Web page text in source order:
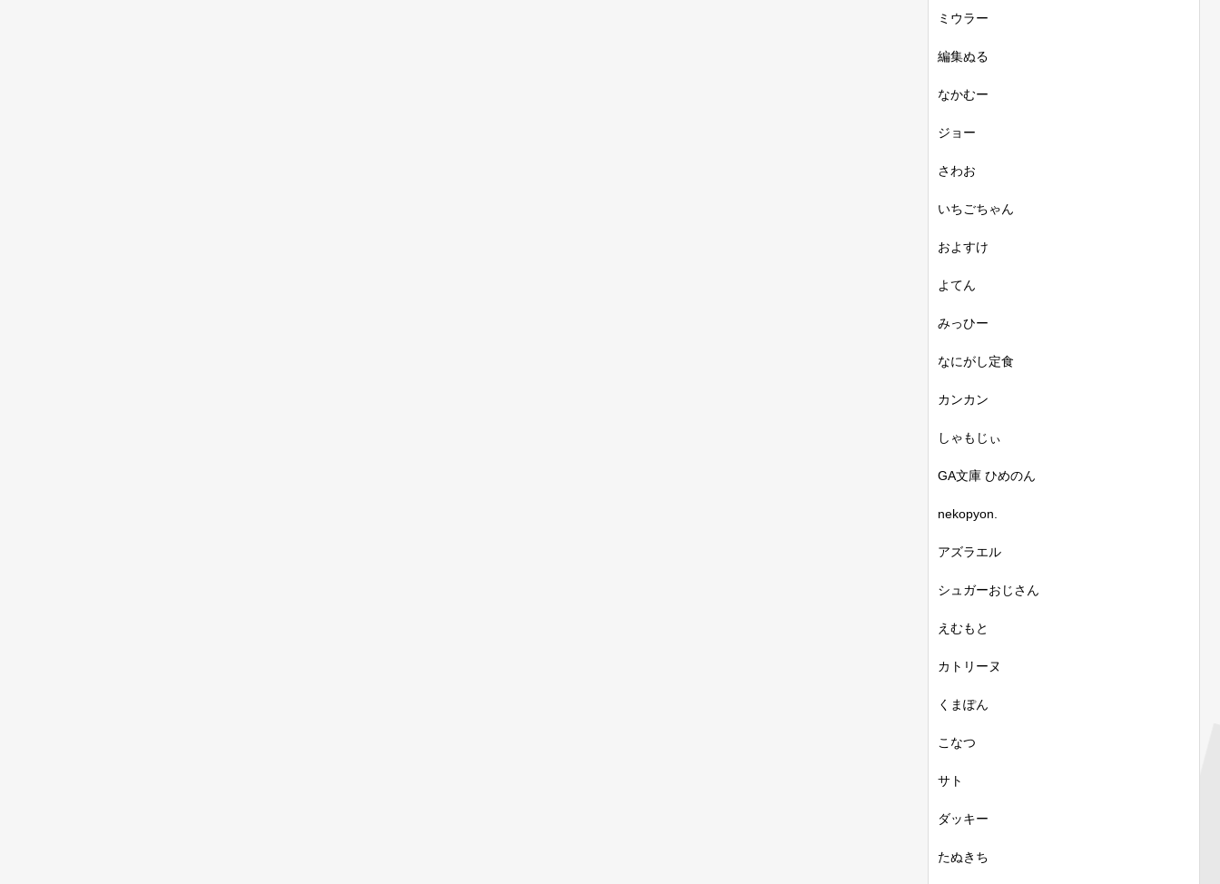
ミウラー
編集ぬる
なかむー
ジョー
さわお
いちごちゃん
およすけ
よてん
みっひー
なにがし定食
カンカン
しゃもじぃ
GA文庫 ひめのん
nekopyon.
アズラエル
シュガーおじさん
えむもと
カトリーヌ
くまぽん
こなつ
サト
ダッキー
たぬきち